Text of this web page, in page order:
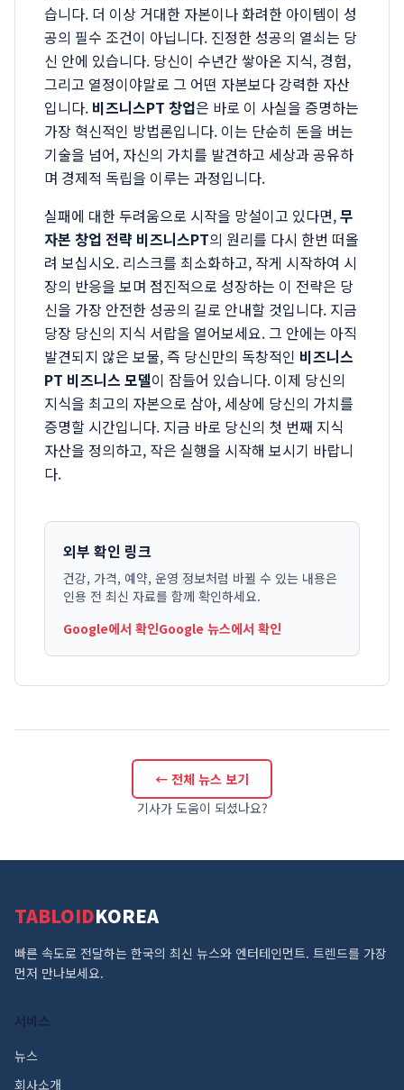
습니다. 더 이상 거대한 자본이나 화려한 아이템이 성
공의 필수 조건이 아닙니다. 진정한 성공의 열쇠는 당
신 안에 있습니다. 당신이 수년간 쌓아온 지식, 경험,
그리고 열정이야말로 그 어떤 자본보다 강력한 자산
입니다. 비즈니스PT 창업은 바로 이 사실을 증명하는
가장 혁신적인 방법론입니다. 이는 단순히 돈을 버는
기술을 넘어, 자신의 가치를 발견하고 세상과 공유하
며 경제적 독립을 이루는 과정입니다.
실패에 대한 두려움으로 시작을 망설이고 있다면,무
자본 창업 전략 비즈니스PT의 원리를 다시 한번 떠올
려 보십시오. 리스크를 최소화하고, 작게 시작하여 시
장의 반응을 보며 점진적으로 성장하는 이 전략은 당
신을 가장 안전한 성공의 길로 안내할 것입니다. 지금
당장 당신의 지식 서랍을 열어보세요. 그 안에는 아직
발견되지 않은 보물, 즉 당신만의 독창적인 비즈니스
PT 비즈니스 모델이 잠들어 있습니다. 이제 당신의
지식을 최고의 자본으로 삼아, 세상에 당신의 가치를
증명할 시간입니다. 지금 바로 당신의 첫 번째 지식
자산을 정의하고, 작은 실행을 시작해 보시기 바랍니
다.
외부 확인 링크
건강, 가격, 예약, 운영 정보처럼 바뀔 수 있는 내용은
인용 전 최신 자료를 함께 확인하세요.
Google에서 확인Google 뉴스에서 확인
← 전체 뉴스 보기
기사가 도움이 되셨나요?
TABLOIDKOREA
빠른 속도로 전달하는 한국의 최신 뉴스와 엔터테인먼트. 트렌드를 가장
먼저 만나보세요.
서비스
뉴스
회사소개